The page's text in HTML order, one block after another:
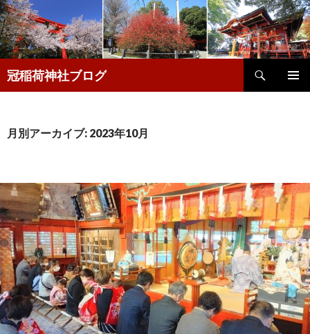
冠稲荷神社ブログ
索
ン
動
月別アーカイブ: 2023年10月